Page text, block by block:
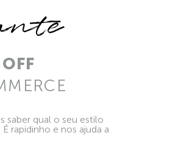
saber qual o seu estilo
rapidinho e nos ajuda a